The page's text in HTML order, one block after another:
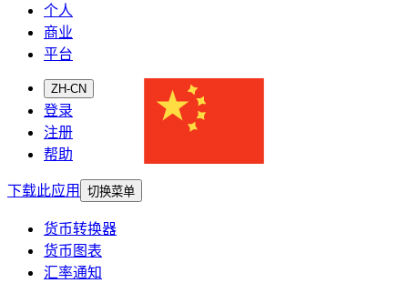
个人
商业
平台
ZH-CN
登录
注册
帮助
下载此应用
切换菜单
货币转换器
货币图表
汇率通知